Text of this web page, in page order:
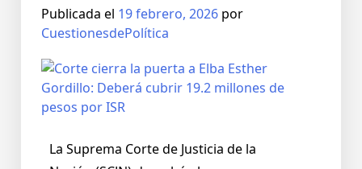
Publicada el 19 febrero, 2026 por
CuestionesdePolítica
La Suprema Corte de Justicia de la